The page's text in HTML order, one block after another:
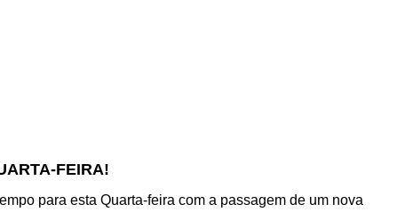
FEIRA!
para esta Quarta-feira com a passagem de um nova